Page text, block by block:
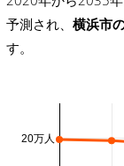
予測され、 横浜市
す。
20万人